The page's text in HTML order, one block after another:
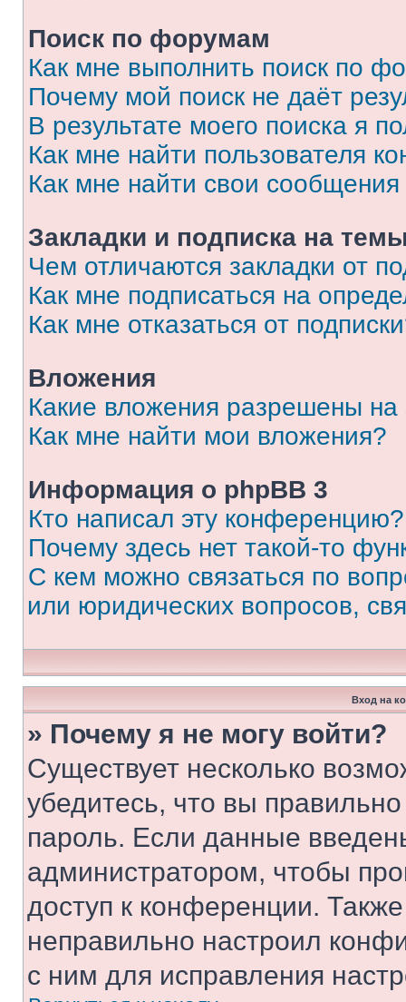
Поиск по форумам
Как мне выполнить поиск по
Почему мой поиск не даёт
В результате моего поиска я
Как мне найти пользователя
Как мне найти свои
Закладки и подписка на
Чем отличаются закладки от
Как мне подписаться на
Как мне отказаться от
Вложения
Какие вложения разрешены
Как мне найти мои вложения?
Информация о phpBB 3
Кто написал эту конференцию?
Почему здесь нет такой-то
С кем можно связаться по
или юридических вопросов,
Вход на
» Почему я не могу войти?
Существует несколько
убедитесь, что вы
пароль. Если данные
администратором, чтобы
доступ к конференции.
неправильно настроил
с ним для исправления